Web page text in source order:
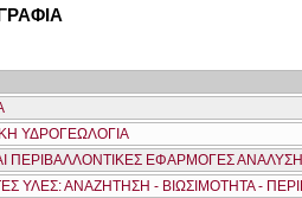
ΥΔΡΟΓΕΩΛΟΓΙΑ
ΠΕΡΙΒΑΛΛΟΝΤΙΚΕΣ ΕΦΑΡΜΟΓΕΣ
ΥΛΕΣ: ΑΝΑΖΗΤΗΣΗ - ΒΙΩΣΙΜΟΤΗΤΑ -